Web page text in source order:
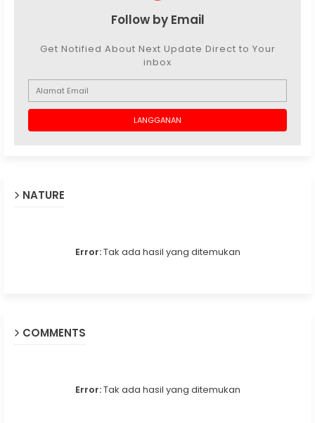
Follow by Email
Get Notified About Next Update Direct to Your
inbox
NATURE
Error:Tak ada hasil yang ditemukan
COMMENTS
Error:Tak ada hasil yang ditemukan